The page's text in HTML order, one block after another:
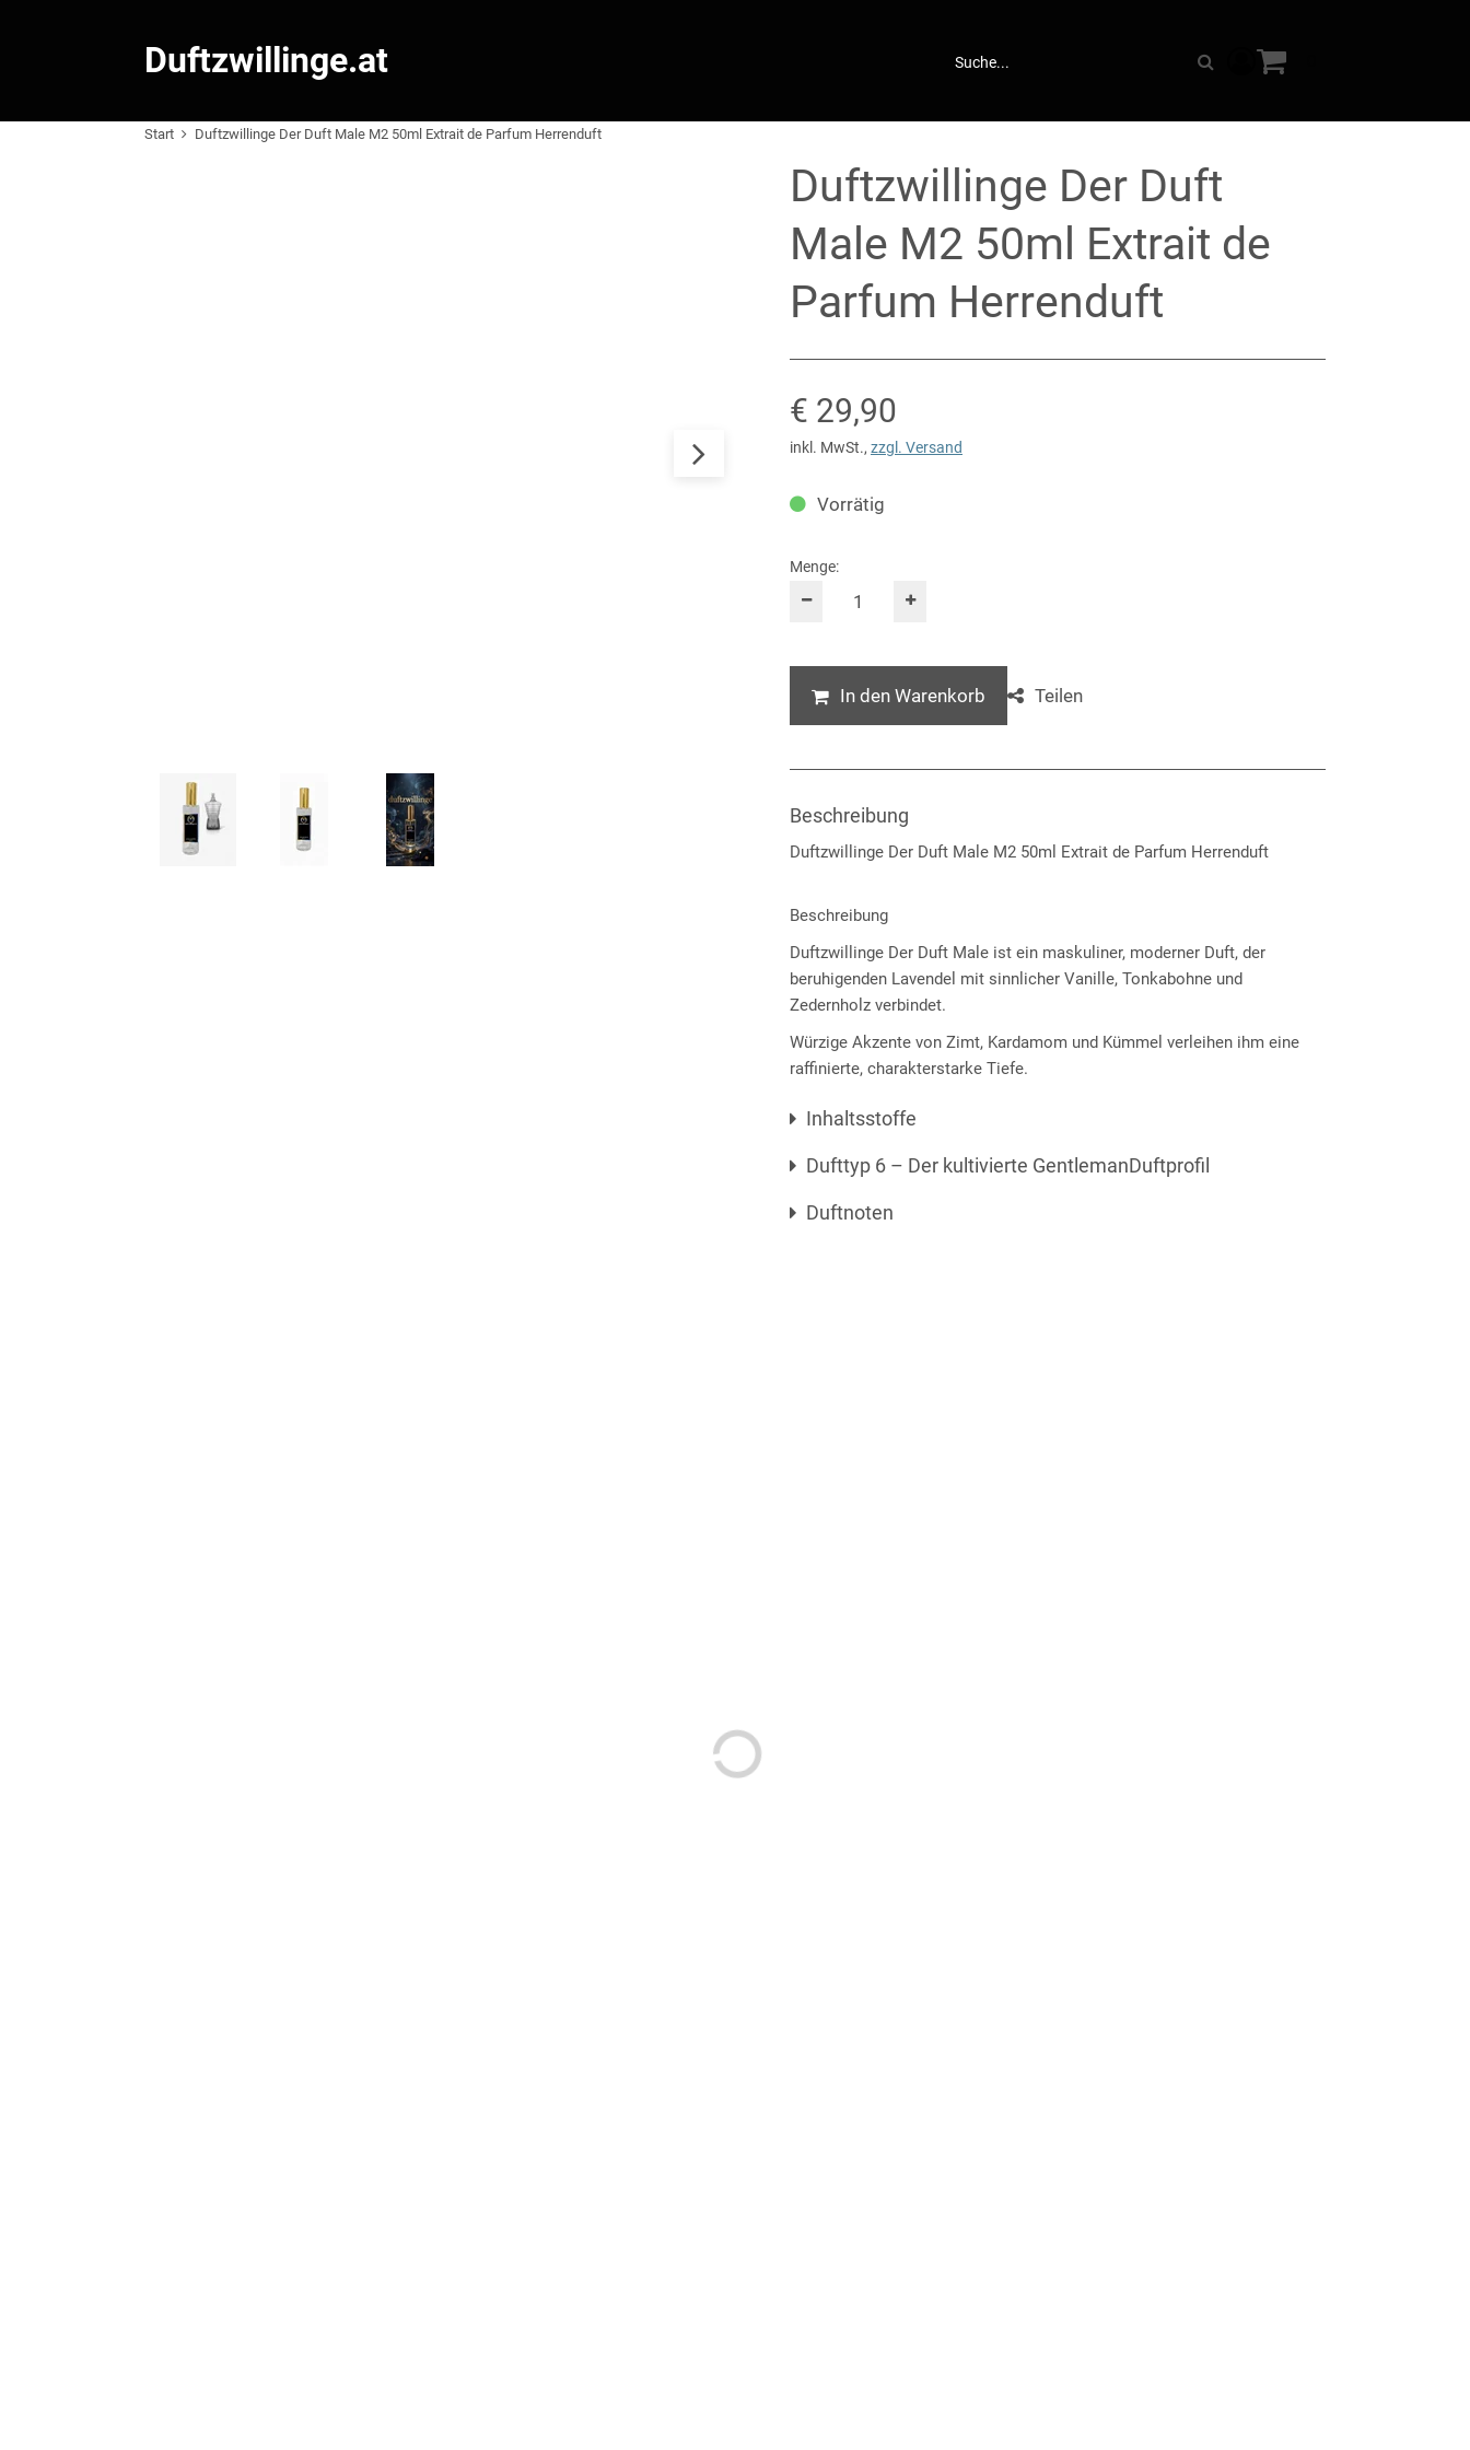
Duftzwillinge.at Warenkorb anzeigen.
Start Duftzwillinge Der Duft Male M2 50ml Extrait de Parfum Herrenduft
Duftzwillinge Der Duft
Male M2 50ml Extrait de
Parfum Herrenduft
Verkaufspreis: € 29,90
€ 29,90
inkl. MwSt., zzgl. Versand
Vorrätig
Menge:
In den Warenkorb Teilen
Beschreibung
Duftzwillinge Der Duft Male M2 50ml Extrait de Parfum Herrenduft
Beschreibung
Duftzwillinge Der Duft Male ist ein maskuliner, moderner Duft, der
beruhigenden Lavendel mit sinnlicher Vanille, Tonkabohne und
Zedernholz verbindet.
Würzige Akzente von Zimt, Kardamom und Kümmel verleihen ihm eine
raffinierte, charakterstarke Tiefe.
Inhaltsstoffe
Dufttyp 6 – Der kultivierte GentlemanDuftprofil
Duftnoten